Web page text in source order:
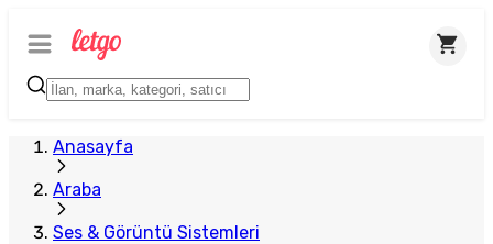
Anasayfa
Araba
Ses & Görüntü Sistemleri